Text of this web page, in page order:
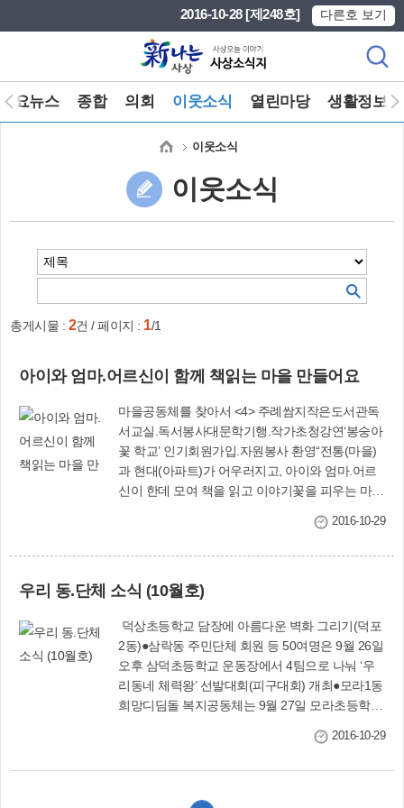
2016-10-28 [제248호] 다른호 보기
주요뉴스 종합 의회 이웃소식 열린마당 생활정보
이웃소식
이웃소식
총게시물 : 2건 / 페이지 : 1/1
아이와 엄마.어르신이 함께 책읽는 마을 만들어요
마을공동체를 찾아서 <4> 주례쌈지작은도서관독
서교실.독서봉사대문학기행.작가초청강연‘봉숭아
꽃 학교’ 인기회원가입.자원봉사 환영“전통(마을)
과 현대(아파트)가 어우러지고, 아이와 엄마.어르
신이 한데 모여 책을 읽고 이야기꽃을 피우는 마을
의체 ‘사상.민’ 회장을 맡고 있는, 주례쌈지작은도
도시철도 주례역과 동서고가로, 가야대로 등 사통
만 10여 년 전 3천여 세대의 아파트가 비슷한 시기
에 한꺼번에 들어서면서 기존의 마을 주민들과 단
절돼 교류도 없어지고 점차 삭막한 동네가 되어 갔
다.이에 대해 당시 동주초등학교, 주례여중, 동주
중학교의 학부모들은 한자리에 모일 때마다 도서
관을 비롯한 문화시설 부족 등 마을의 고민을 이야
기했고, 부산시교육청의 문을 두드려 ‘독서릴레이
정거장 작은 도서관 설립’(2005년 3월 5일)이라는
2016-10-29
우리 동.단체 소식 (10월호)
덕상초등학교 담장에 아름다운 벽화 그리기(덕포
2동)●삼락동 주민단체 회원 등 50여명은 9월 26일
오후 삼덕초등학교 운동장에서 4팀으로 나눠 ‘우
리동네 체력왕’ 선발대회(피구대회) 개최●모라1동
희망디딤돌 복지공동체는 9월 27일 모라초등학교
300여명에게 맛있는 국수를대접하고 무료 이.미
림공원까지 함께 걸어가면서 ‘건강도시 사상만들
2016-10-29